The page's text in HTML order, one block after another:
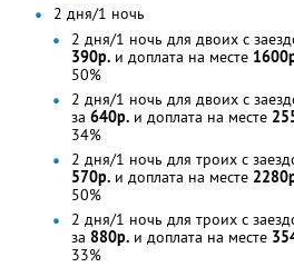
2 дня/1 ночь
2 дня/1 ночь для двоих с
390р. и доплата на месте
50%
2 дня/1 ночь для двоих с
за 640р. и доплата на месте
34%
2 дня/1 ночь для троих с
570р. и доплата на месте
50%
2 дня/1 ночь для троих с
за 880р. и доплата на месте
33%